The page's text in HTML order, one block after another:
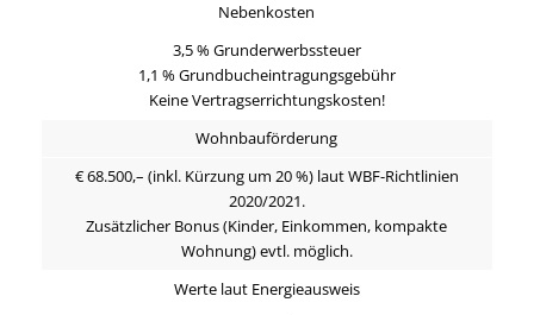
Nebenkosten
3,5 % Grunderwerbssteuer
1,1 % Grundbucheintragungsgebühr
Keine Vertragserrichtungskosten!
Wohnbauförderung
€ 68.500,– (inkl. Kürzung um 20 %) laut WBF-Richtlinien
2020/2021.
Zusätzlicher Bonus (Kinder, Einkommen, kompakte
Wohnung) evtl. möglich.
Werte laut Energieausweis